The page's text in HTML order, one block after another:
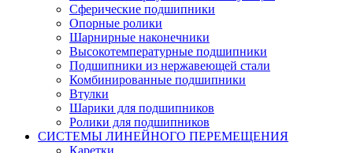
Сферические подшипники
Опорные ролики
Шарнирные наконечники
Высокотемпературные подшипники
Подшипники из нержавеющей стали
Комбинированные подшипники
Втулки
Шарики для подшипников
Ролики для подшипников
СИСТЕМЫ ЛИНЕЙНОГО ПЕРЕМЕЩЕНИЯ